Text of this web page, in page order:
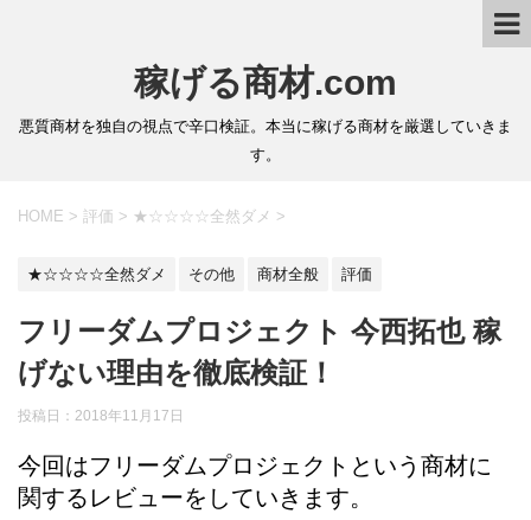
稼げる商材.com
悪質商材を独自の視点で辛口検証。本当に稼げる商材を厳選していきま
す。
HOME > 評価 > ★☆☆☆☆全然ダメ >
★☆☆☆☆全然ダメ その他 商材全般 評価
フリーダムプロジェクト 今西拓也 稼
げない理由を徹底検証！
投稿日：2018年11月17日
今回はフリーダムプロジェクトという商材に
関するレビューをしていきます。